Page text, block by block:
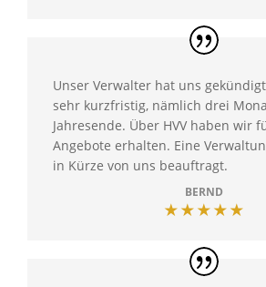
Unser Verwalter hat uns
sehr kurzfristig, nämlich drei
Jahresende. Über HVV haben wir
Angebote erhalten. Eine
in Kürze von uns beauftragt.
BERND
★★★★★